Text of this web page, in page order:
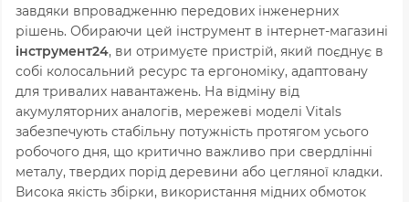
завдяки впровадженню передових інженерних
рішень. Обираючи цей інструмент в інтернет-магазині
інструмент24, ви отримуєте пристрій, який поєднує в
собі колосальний ресурс та ергономіку, адаптовану
для тривалих навантажень. На відміну від
акумуляторних аналогів, мережеві моделі Vitals
забезпечують стабільну потужність протягом усього
робочого дня, що критично важливо при свердлінні
металу, твердих порід деревини або цегляної кладки.
Висока якість збірки, використання мідних обмоток